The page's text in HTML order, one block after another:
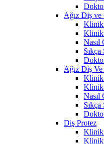
Ağız Diş ve
Klinik
Nasıl
Ağız Diş
Klinik
Nasıl
Diş Protez
Klinik